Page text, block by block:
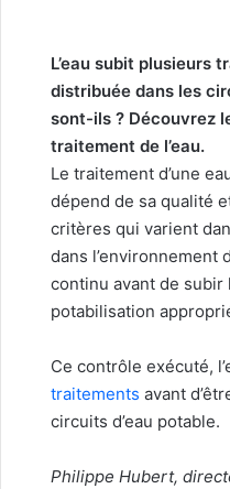
L’eau subit plusieurs
distribuée dans les
sont-ils ? Découvrez
traitement de l’eau.
Le traitement d’une
dépend de sa qualité
critères qui varient
dans l’environnement
continu avant de subir
potabilisation
Ce contrôle exécuté,
traitements avant
circuits d’eau potable.
Philippe Hubert,